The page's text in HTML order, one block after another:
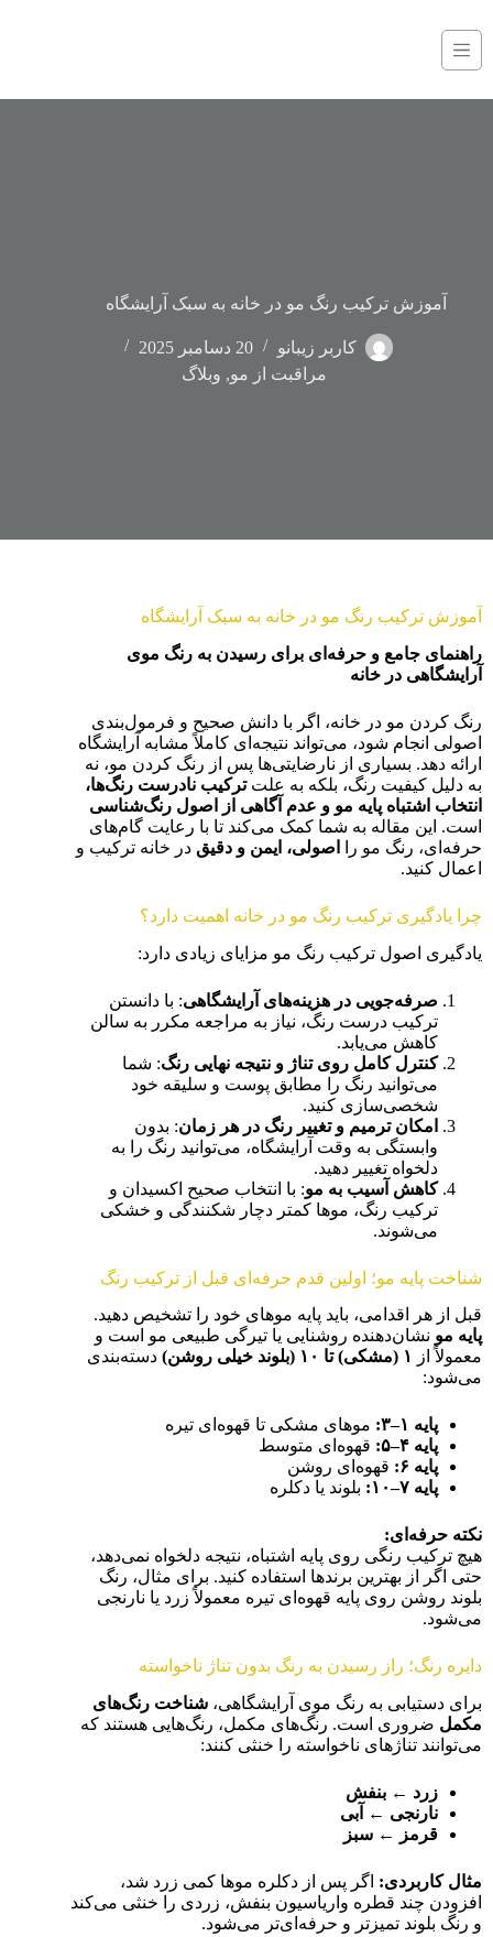
آموزش ترکیب رنگ مو در خانه به سبک آرایشگاه
کاربر زیبانو
20 دسامبر 2025
مراقبت از مو, وبلاگ
آموزش ترکیب رنگ مو در خانه به سبک آرایشگاه
راهنمای جامع و حرفه‌ای برای رسیدن به رنگ موی
آرایشگاهی در خانه
رنگ کردن مو در خانه، اگر با دانش صحیح و فرمول‌بندی
اصولی انجام شود، می‌تواند نتیجه‌ای کاملاً مشابه آرایشگاه
ارائه دهد. بسیاری از نارضایتی‌ها پس از رنگ کردن مو، نه
به دلیل کیفیت رنگ، بلکه به علتترکیب نادرست رنگ‌ها،
انتخاب اشتباه پایه مو و عدم آگاهی از اصول رنگ‌شناسی
است. این مقاله به شما کمک می‌کند تا با رعایت گام‌های
حرفه‌ای، رنگ مو را
اصولی، ایمن و دقیق در خانه ترکیب و
اعمال کنید.
چرا یادگیری ترکیب رنگ مو در خانه اهمیت دارد؟
یادگیری اصول ترکیب رنگ مو مزایای زیادی دارد:
صرفه‌جویی در هزینه‌های آرایشگاهی: با دانستن
ترکیب درست رنگ، نیاز به مراجعه مکرر به سالن
کاهش می‌یابد.
کنترل کامل روی تناژ و نتیجه نهایی رنگ: شما
می‌توانید رنگ را مطابق پوست و سلیقه خود
شخصی‌سازی کنید.
امکان ترمیم و تغییر رنگ در هر زمان: بدون
وابستگی به وقت آرایشگاه، می‌توانید رنگ را به
دلخواه تغییر دهید.
کاهش آسیب به مو: با انتخاب صحیح اکسیدان و
ترکیب رنگ، موها کمتر دچار شکنندگی و خشکی
می‌شوند.
شناخت پایه مو؛ اولین قدم حرفه‌ای قبل از ترکیب رنگ
قبل از هر اقدامی، باید پایه موهای خود را تشخیص دهید.
پایه مو نشان‌دهنده روشنایی یا تیرگی طبیعی مو است و
معمولاً از ۱ (مشکی) تا ۱۰ (بلوند خیلی روشن)
دسته‌بندی
می‌شود:
پایه ۱–۳ : موهای مشکی تا قهوه‌ای تیره
پایه ۴–۵ : قهوه‌ای متوسط
پایه ۶: قهوه‌ای روشن
پایه ۷–۱۰ : بلوند یا دکلره
نکته حرفه‌ای:
هیچ ترکیب رنگی روی پایه اشتباه، نتیجه دلخواه نمی‌دهد،
حتی اگر از بهترین برندها استفاده کنید. برای مثال، رنگ
بلوند روشن روی پایه قهوه‌ای تیره معمولاً زرد یا نارنجی
می‌شود.
دایره رنگ؛ راز رسیدن به رنگ بدون تناژ ناخواسته
برای دستیابی به رنگ موی آرایشگاهی، شناخت رنگ‌های
مکمل ضروری است. رنگ‌های مکمل، رنگ‌هایی هستند که
می‌توانند تناژهای ناخواسته را خنثی کنند:
زرد ← بنفش
نارنجی ← آبی
قرمز ← سبز
مثال کاربردی: اگر پس از دکلره موها کمی زرد شد،
افزودن چند قطره واریاسیون بنفش، زردی را خنثی می‌کند
و رنگ بلوند تمیزتر و حرفه‌ای‌تر می‌شود.